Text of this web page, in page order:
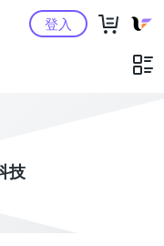
物中心登入
技